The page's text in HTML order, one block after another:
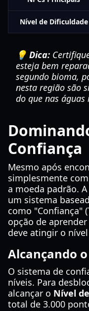
Nível de Dificuldade
💡 Dica:
esteja bem
segundo bioma,
nesta região são
do que nas águas
Confiança
Mesmo após
simplesmente
a moeda padrão.
um sistema
como "Confiança"
opção de
deve atingir o
Alcançando
O sistema de
níveis. Para
alcançar o Nível
total de 3.000